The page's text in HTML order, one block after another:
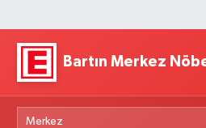
Bartın Merkez